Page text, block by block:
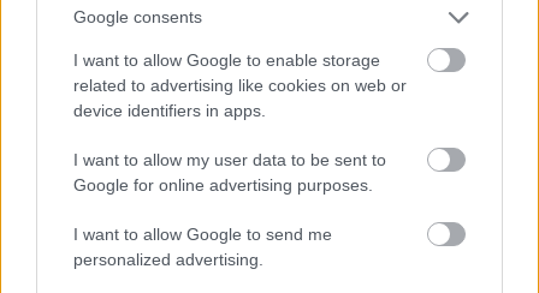
Google consents
I want to allow Google to enable storage
related to advertising like cookies on web or
device identifiers in apps.
I want to allow my user data to be sent to
Google for online advertising purposes.
I want to allow Google to send me
personalized advertising.
nemzetspecifikus kifejezések széles repertoárja.
Rendkívül szórakoztatónak tartom összehasonlítani
őket a saját nyelvemben használtakkal.
Péterrel gyakran szoktunk ezekről társalogni és jókat
mosolyogni a furábbnál furább szófordulatokon.
Ezek a kifejezések a végtelenül színes nyelvi
absztrakció nemzetenként eltérő leképeződései, s
talán pont ezért találom őket annyira lenyűgözőnek.